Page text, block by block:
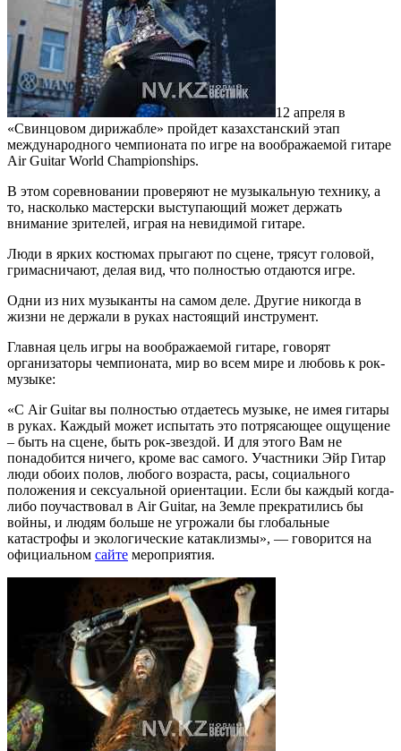
12 апреля в
«Свинцовом дирижабле» пройдет казахстанский этап
международного чемпионата по игре на воображаемой гитаре
Air Guitar World Championships.
В этом соревновании проверяют не музыкальную технику, а
то, насколько мастерски выступающий может держать
внимание зрителей, играя на невидимой гитаре.
Люди в ярких костюмах прыгают по сцене, трясут головой,
гримасничают, делая вид, что полностью отдаются игре.
Одни из них музыканты на самом деле. Другие никогда в
жизни не держали в руках настоящий инструмент.
Главная цель игры на воображаемой гитаре, говорят
организаторы чемпионата, мир во всем мире и любовь к рок-
музыке:
«С Air Guitar вы полностью отдаетесь музыке, не имея гитары
в руках. Каждый может испытать это потрясающее ощущение
– быть на сцене, быть рок-звездой. И для этого Вам не
понадобится ничего, кроме вас самого. Участники Эйр Гитар
люди обоих полов, любого возраста, расы, социального
положения и сексуальной ориентации. Если бы каждый когда-
либо поучаствовал в Air Guitar, на Земле прекратились бы
войны, и людям больше не угрожали бы глобальные
катастрофы и экологические катаклизмы», — говорится на
официальном сайте мероприятия.